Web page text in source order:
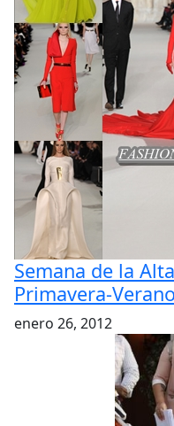
Semana de la
Primavera-
enero 26, 2012